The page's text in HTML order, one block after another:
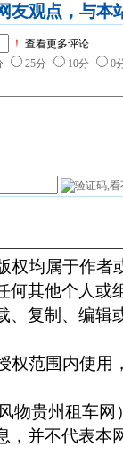
友观点，与本
！ 查看更多评论
25分 10分 0
权均属于作者
何其他个人或
、复制、编辑
权范围内使用
物贵州租车网
，并不代表本